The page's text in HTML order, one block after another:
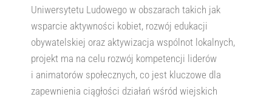
Uniwersytetu Ludowego w obszarach takich jak
wsparcie aktywności kobiet, rozwój edukacji
obywatelskiej oraz aktywizacja wspólnot lokalnych,
projekt ma na celu rozwój kompetencji liderów
i animatorów społecznych, co jest kluczowe dla
zapewnienia ciągłości działań wśród wiejskich